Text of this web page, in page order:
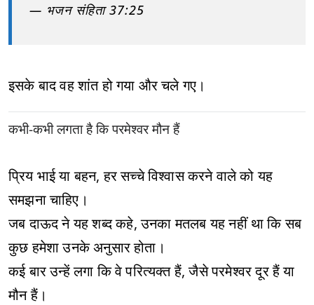
— भजन संहिता 37:25
इसके बाद वह शांत हो गया और चले गए।
कभी-कभी लगता है कि परमेश्वर मौन हैं
प्रिय भाई या बहन, हर सच्चे विश्वास करने वाले को यह
समझना चाहिए।
जब दाऊद ने यह शब्द कहे, उनका मतलब यह नहीं था कि सब
कुछ हमेशा उनके अनुसार होता।
कई बार उन्हें लगा कि वे परित्यक्त हैं, जैसे परमेश्वर दूर हैं या
मौन हैं।